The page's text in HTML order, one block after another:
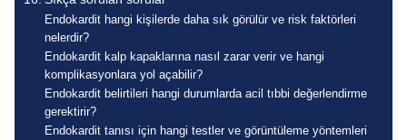
Endokardit hangi kişilerde daha sık görülür ve risk faktörleri
nelerdir?
Endokardit kalp kapaklarına nasıl zarar verir ve hangi
komplikasyonlara yol açabilir?
Endokardit belirtileri hangi durumlarda acil tıbbi değerlendirme
gerektirir?
Endokardit tanısı için hangi testler ve görüntüleme yöntemleri